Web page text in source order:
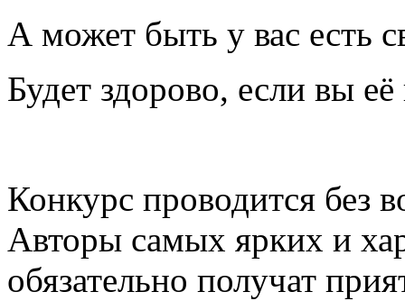
А может быть у вас есть
Будет здорово, если вы
Конкурс проводится без
Авторы самых ярких и
обязательно получат